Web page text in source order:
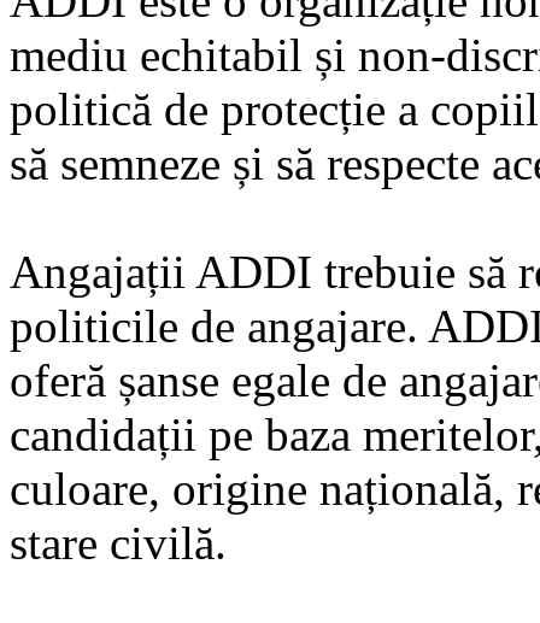
mediu echitabil și non-
politică de protecție a
să semneze și să respecte
Angajații ADDI trebuie să
politicile de angajare.
oferă șanse egale de
candidații pe baza
culoare, origine națională,
stare civilă.